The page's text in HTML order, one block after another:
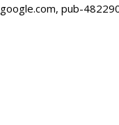
google.com, pub-